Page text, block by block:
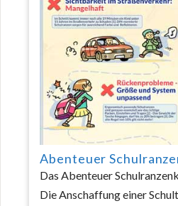
Abenteuer
Das Abenteuer
Die Anschaffung einer